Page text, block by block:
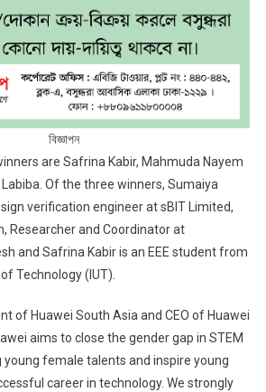
বিজ্ঞাপন
are Safrina Kabir, Mahmuda Nayem
Of the three winners, Sumaiya
verification engineer at sBIT Limited,
Researcher and Coordinator at
and Safrina Kabir is an EEE student from
Technology (IUT).
of Huawei South Asia and CEO of Huawei
aims to close the gender gap in STEM
female talents and inspire young
career in technology. We strongly